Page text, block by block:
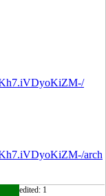
arch
edited: 1